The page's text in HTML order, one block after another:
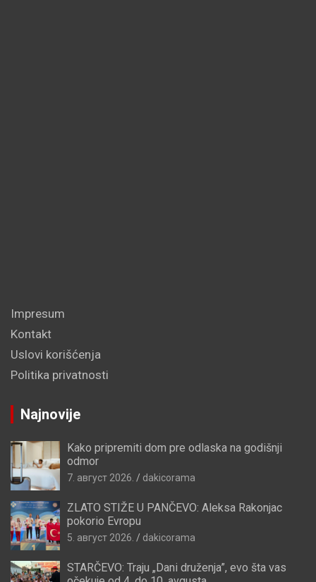
Impresum
Kontakt
Uslovi korišćenja
Politika privatnosti
Najnovije
Kako pripremiti dom pre odlaska na godišnji
odmor
7. август 2026. dakicorama
ZLATO STIŽE U PANČEVO: Aleksa Rakonjac
pokorio Evropu
5. август 2026. dakicorama
STARČEVO: Traju „Dani druženja”, evo šta vas